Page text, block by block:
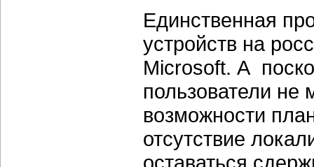
Единственная
устройств на
Microsoft. А
пользователи не
возможности
отсутствие